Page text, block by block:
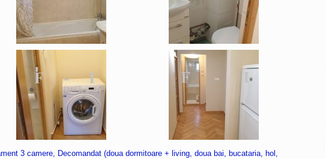
3 camere, Decomandat (doua dormitoare + living, doua bai, bucataria, hol,